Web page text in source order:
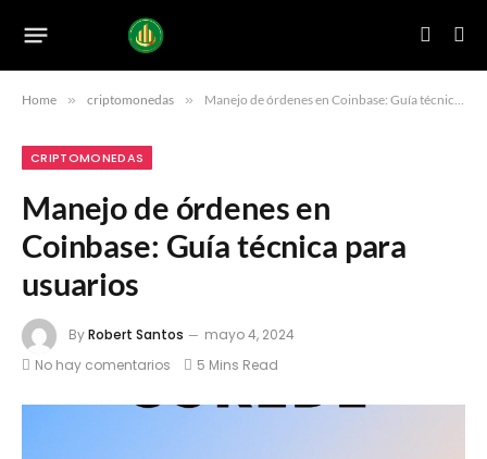
Home » criptomonedas » Manejo de órdenes en Coinbase: Guía técnica para usuarios
CRIPTOMONEDAS
Manejo de órdenes en
Coinbase: Guía técnica para
usuarios
ByRobert Santos
mayo 4, 2024
No hay comentarios
5 Mins Read